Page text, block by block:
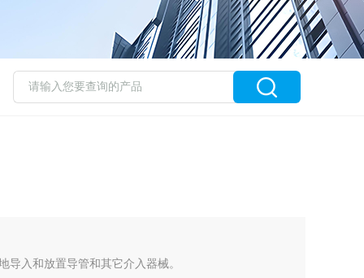
导入和放置导管和其它介入器械。